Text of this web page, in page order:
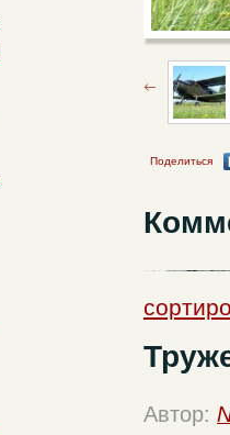
Поделиться
Автор: